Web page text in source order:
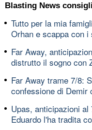
Blasting News
Tutto per la mia
Orhan e scappa con
Far Away,
distrutto il sogno con
Far Away trame 7/8:
confessione di Demir
Upas, anticipazioni
Eduardo l'ha tradita